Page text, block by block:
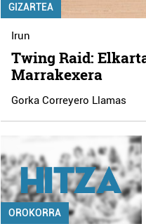
GIZARTEA
Irun
Twing Raid:
Marrakexera
Gorka Correyero Llamas
OROKORRA